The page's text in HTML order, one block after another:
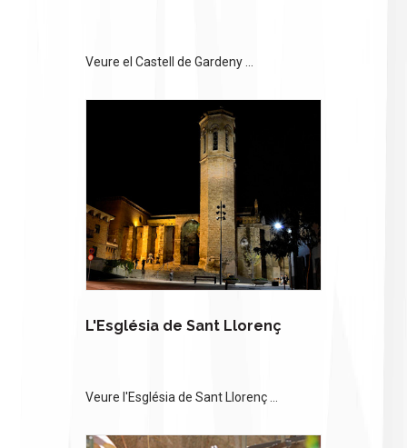
Veure el Castell de Gardeny ...
L'Església de Sant Llorenç
Veure l'Església de Sant Llorenç ...